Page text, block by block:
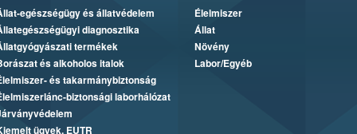
egészségügy és állatvédelem
diagnosztika
termékek
és alkoholos italok
és takarmánybiztonság
biztonsági laborhálózat
ügyek, EUTR
Élelmiszer
Állat
Növény
Labor/Egyéb